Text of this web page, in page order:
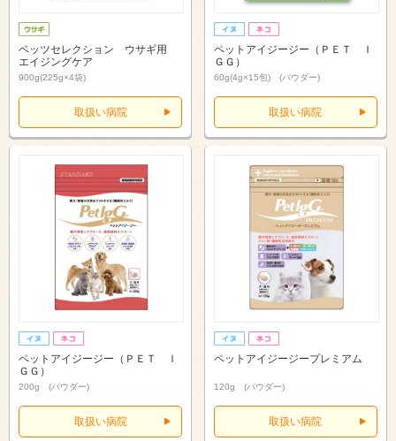
ベッツセレクション ウサギ用
エイジングケア
900g(225g×4袋)
取扱い病院
ペットアイジージー（ＰＥＴ Ｉ
ＧＧ）
60g(4g×15包) (パウダー)
取扱い病院
ペットアイジージー（ＰＥＴ Ｉ
ＧＧ）
200g (パウダー)
取扱い病院
ペットアイジージープレミアム
120g (パウダー)
取扱い病院